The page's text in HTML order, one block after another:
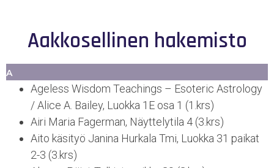
Aakkosellinen hakemisto
A
Ageless Wisdom Teachings – Esoteric Astrology
/ Alice A. Bailey, Luokka 1E osa 1 (1.krs)
Airi Maria Fagerman, Näyttelytila 4 (3.krs)
Aito käsityö Janina Hurkala Tmi, Luokka 31 paikat
2-3 (3.krs)